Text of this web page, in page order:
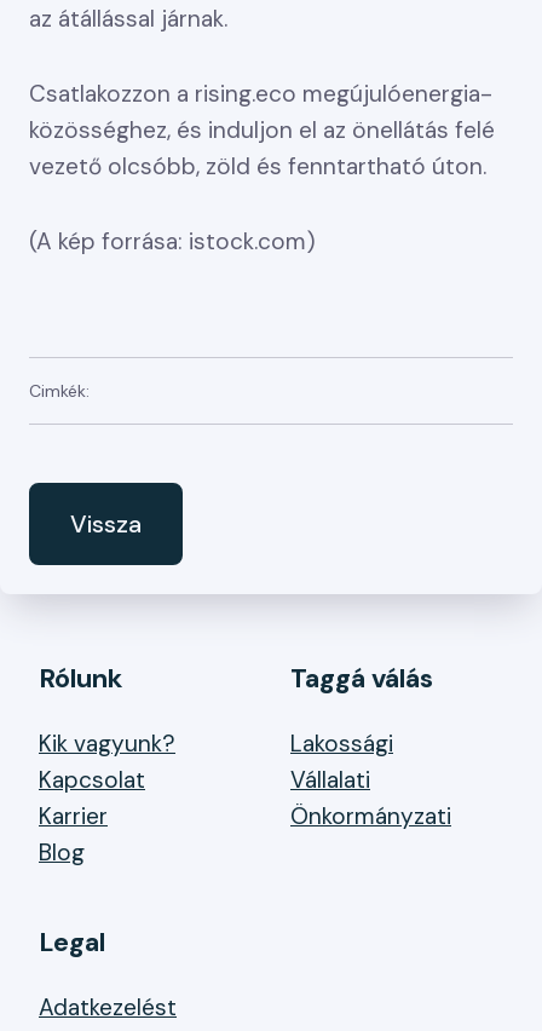
az átállással járnak.
Csatlakozzon a rising.eco megújulóenergia-
közösséghez, és induljon el az önellátás felé
vezető olcsóbb, zöld és fenntartható úton.
(A kép forrása: istock.com)
Cimkék:
Vissza
Rólunk
Kik vagyunk?
Kapcsolat
Karrier
Blog
Taggá válás
Lakossági
Vállalati
Önkormányzati
Legal
Adatkezelést